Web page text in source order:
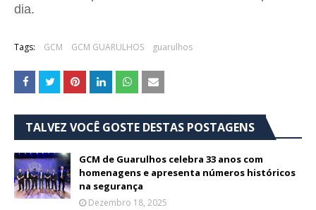
dia.
Tags: GCM GCM GUARULHOS guarulhos
TALVEZ VOCÊ GOSTE DESTAS POSTAGENS
GCM de Guarulhos celebra 33 anos com
homenagens e apresenta números históricos
na segurança
Dezembro 18, 2025